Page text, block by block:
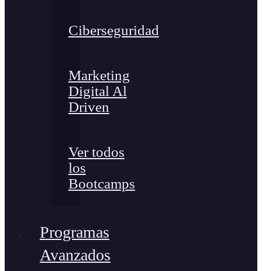
Ciberseguridad
Marketing
Digital Al
Driven
Ver todos
los
Bootcamps
Programas
Avanzados